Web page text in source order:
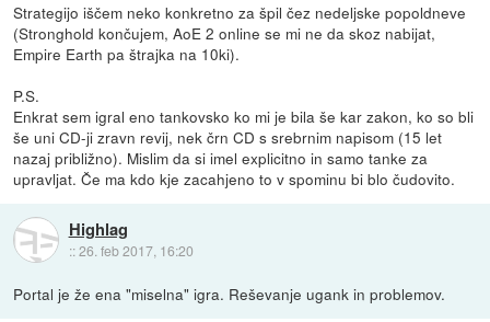
Strategijo iščem neko konkretno za špil čez nedeljske popoldneve
(Stronghold končujem, AoE 2 online se mi ne da skoz nabijat,
Empire Earth pa štrajka na 10ki).
P.S.
Enkrat sem igral eno tankovsko ko mi je bila še kar zakon, ko so bli
še uni CD-ji zravn revij, nek črn CD s srebrnim napisom (15 let
nazaj približno). Mislim da si imel explicitno in samo tanke za
upravljat. Če ma kdo kje zacahjeno to v spominu bi blo čudovito.
Highlag
::26. feb 2017, 16:20
Portal je že ena "miselna" igra. Reševanje ugank in problemov.